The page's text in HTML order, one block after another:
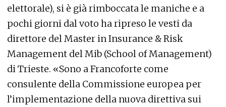
elettorale), si è già rimboccata le maniche e a
pochi giorni dal voto ha ripreso le vesti da
direttore del Master in Insurance & Risk
Management del Mib (School of Management)
di Trieste. «Sono a Francoforte come
consulente della Commissione europea per
l’implementazione della nuova direttiva sui